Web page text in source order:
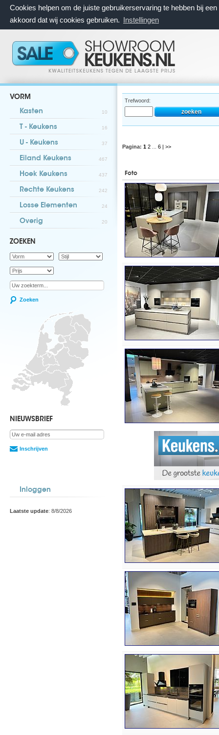
Cookies helpen om de juiste gebruikerservaring te hebben bij
akkoord dat wij cookies gebruiken. Instellingen
VORM
Kasten 10
T - Keukens 16
U - Keukens 37
Eiland Keukens 467
Hoek Keukens 437
Rechte Keukens 242
Losse Elementen 24
Overig 20
ZOEKEN
Zoeken
NIEUWSBRIEF
Inschrijven
Inloggen
Laatste update: 8/8/2026
Trefwoord:
Pagina: 1 2 6 | >>
Foto